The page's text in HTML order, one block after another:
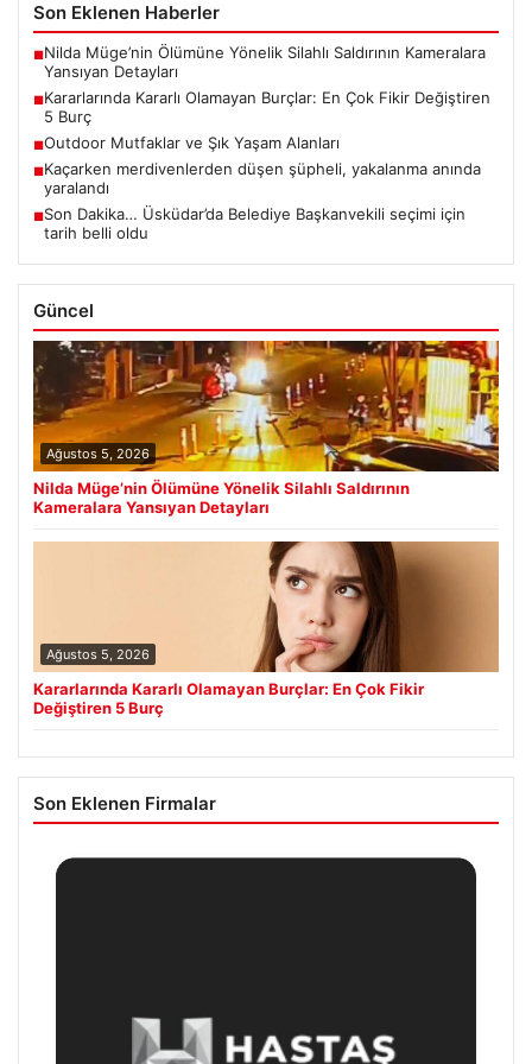
Son Eklenen Haberler
■Nilda Müge’nin Ölümüne Yönelik Silahlı Saldırının Kameralara
Yansıyan Detayları
■Kararlarında Kararlı Olamayan Burçlar: En Çok Fikir Değiştiren
5 Burç
■Outdoor Mutfaklar ve Şık Yaşam Alanları
■Kaçarken merdivenlerden düşen şüpheli, yakalanma anında
yaralandı
■Son Dakika… Üsküdar’da Belediye Başkanvekili seçimi için
tarih belli oldu
Güncel
Ağustos 5, 2026
Nilda Müge’nin Ölümüne Yönelik Silahlı Saldırının
Kameralara Yansıyan Detayları
Ağustos 5, 2026
Kararlarında Kararlı Olamayan Burçlar: En Çok Fikir
Değiştiren 5 Burç
Son Eklenen Firmalar